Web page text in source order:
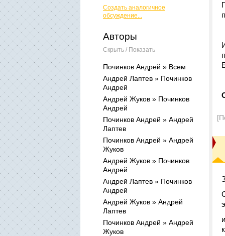
Создать аналогичное
обсуждение...
Авторы
Скрыть / Показать
Починков Андрей » Всем
Андрей Лаптев » Починков
Андрей
Андрей Жуков » Починков
Андрей
Починков Андрей » Андрей
Лаптев
Починков Андрей » Андрей
Жуков
Андрей Жуков » Починков
Андрей
Андрей Лаптев » Починков
Андрей
Андрей Жуков » Андрей
Лаптев
Починков Андрей » Андрей
Жуков